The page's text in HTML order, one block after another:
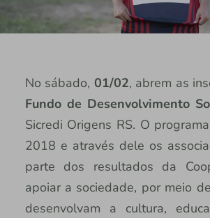
No sábado, 01/02, abrem as
Fundo de Desenvolvimento
Sicredi Origens RS. O
2018 e através dele os
parte dos resultados da
apoiar a sociedade, por meio
desenvolvam a cultura,